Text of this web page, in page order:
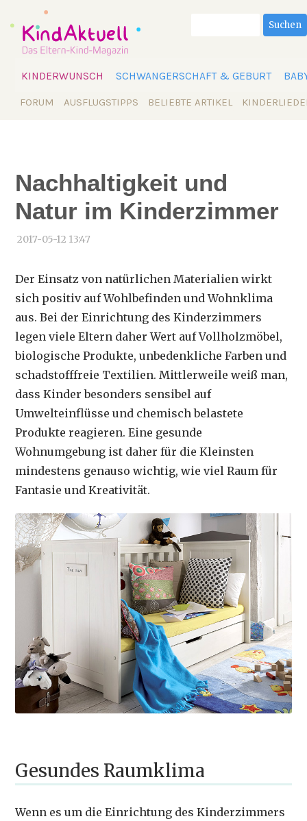
überspringen
KINDERWUNSCH SCHWANGERSCHAFT & GEBURT
Navigation
FORUM AUSFLUGSTIPPS BELIEBTE ARTIKEL
Suchen
Nachhaltigkeit und
Natur im Kinderzimmer
2017-05-12 13:47
Der Einsatz von natürlichen Materialien wirkt
sich positiv auf Wohlbefinden und Wohnklima
aus. Bei der Einrichtung des Kinderzimmers
legen viele Eltern daher Wert auf Vollholzmöbel,
biologische Produkte, unbedenkliche Farben und
schadstofffreie Textilien. Mittlerweile weiß man,
dass Kinder besonders sensibel auf
Umwelteinflüsse und chemisch belastete
Produkte reagieren. Eine gesunde
Wohnumgebung ist daher für die Kleinsten
mindestens genauso wichtig, wie viel Raum für
Fantasie und Kreativität.
Gesundes Raumklima
Wenn es um die Einrichtung des Kinderzimmers